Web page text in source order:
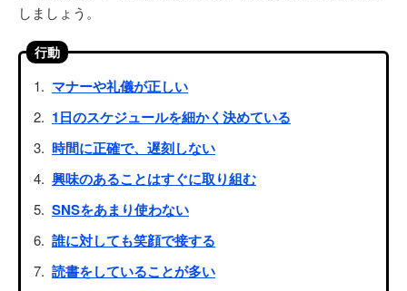
しましょう。
行動
マナーや礼儀が正しい
1日のスケジュールを細かく決めている
時間に正確で、遅刻しない
興味のあることはすぐに取り組む
SNSをあまり使わない
誰に対しても笑顔で接する
読書をしていることが多い